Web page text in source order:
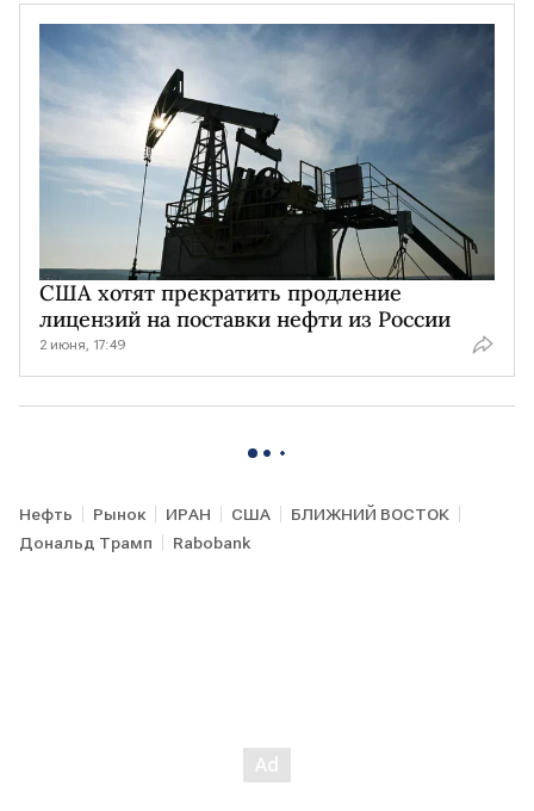
США хотят прекратить продление
лицензий на поставки нефти из России
2 июня, 17:49
Нефть Рынок ИРАН США
БЛИЖНИЙ ВОСТОК
Дональд Трамп
Rabobank